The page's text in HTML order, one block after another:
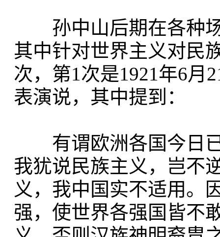
孙中山后期在各种场
其中针对世界主义对民
次，第1次是1921年6月
表演说，其中提到：
有谓欧洲各国今日已
我犹说民族主义，岂不
义，我中国实不适用。
强，使世界各强国皆不